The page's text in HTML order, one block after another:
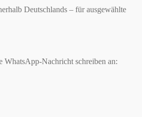
Deutschlands – für ausgewählte
WhatsApp-Nachricht schreiben an: